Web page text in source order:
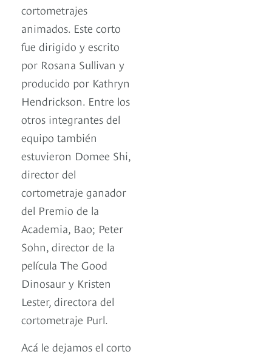
cortometrajes
animados. Este corto
fue dirigido y escrito
por Rosana Sullivan y
producido por Kathryn
Hendrickson. Entre los
otros integrantes del
equipo también
estuvieron Domee Shi,
director del
cortometraje ganador
del Premio de la
Academia, Bao; Peter
Sohn, director de la
película The Good
Dinosaur y Kristen
Lester, directora del
cortometraje Purl.
Acá le dejamos el corto